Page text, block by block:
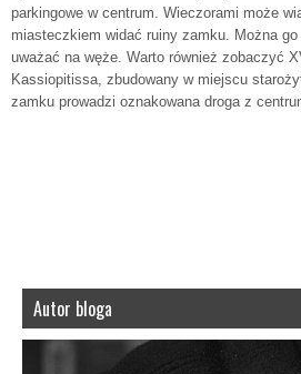
parkingowe w centrum. Wieczorami może
miasteczkiem widać ruiny zamku. Można
uważać na węże. Warto również zobaczyć
Kassiopitissa, zbudowany w miejscu
zamku prowadzi oznakowana droga z
Autor bloga